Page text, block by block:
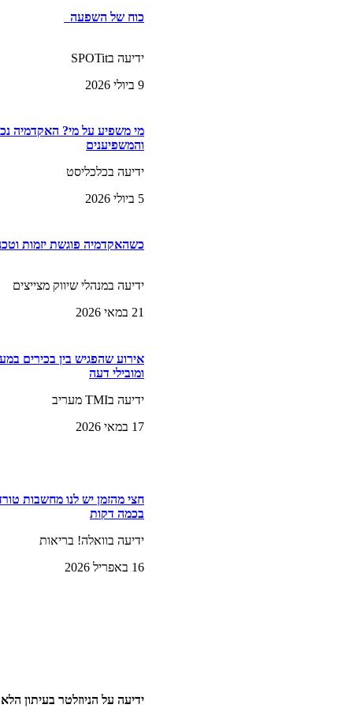
כוח של השפעה
ידיעה בSPOTit
9 ביולי 2026
מי משפיע על מי? האקדמיה
והמשפיענים
ידיעה בכלכליסט
5 ביולי 2026
כשהאקדמיה פוגשת יזמות
ידיעה במנהלי שיווק מצייצים
21 במאי 2026
אירוע שהפגיש בין בכירים
ומובילי דעה
ידיעה בTMI מעריב
17 במאי 2026
חצי מהזמן יש לנו מחשבות
בכמה דקות
ידיעה בוואלה! בריאות
16 באפריל 2026
ידיעה על הניוזלטר בעיתון